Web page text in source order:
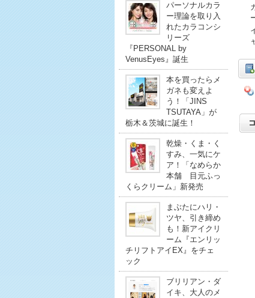
パーソナルカラ
ー理論を取り入
れたカラコンシ
リーズ
『PERSONAL by
VenusEyes』誕生
本を買ったらメ
ガネも変えよ
う！「JINS
TSUTAYA」が
栃木＆茨城に誕生！
乾燥・くま・く
すみ、一気にケ
ア！「なめらか
本舗 目元ふっ
くらクリーム」新発売
まぶたにハリ・
ツヤ、引き締め
も！新アイクリ
ーム『エンリッ
チリフトアイEX』をチェ
ック
ブリリアン・ダ
イキ、大人のメ